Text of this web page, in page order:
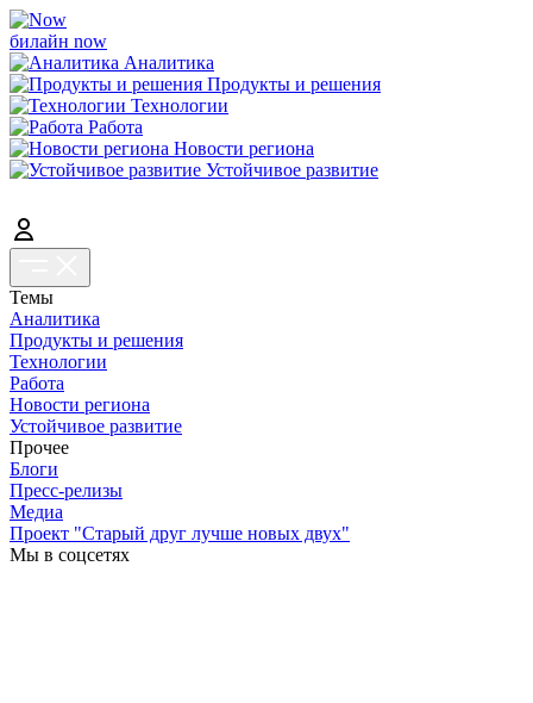
билайн now
Аналитика
Продукты и решения
Технологии
Работа
Новости региона
Устойчивое развитие
Темы
Аналитика
Продукты и решения
Технологии
Работа
Новости региона
Устойчивое развитие
Прочее
Блоги
Пресс-релизы
Медиа
Проект "Старый друг лучше новых двух"
Мы в соцсетях